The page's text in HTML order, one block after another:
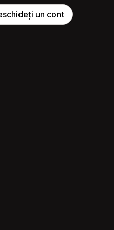
un cont